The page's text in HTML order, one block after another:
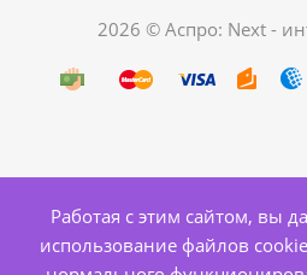
2026 © Аспро: Next -
Работая с этим сайтом, вы
использование файлов